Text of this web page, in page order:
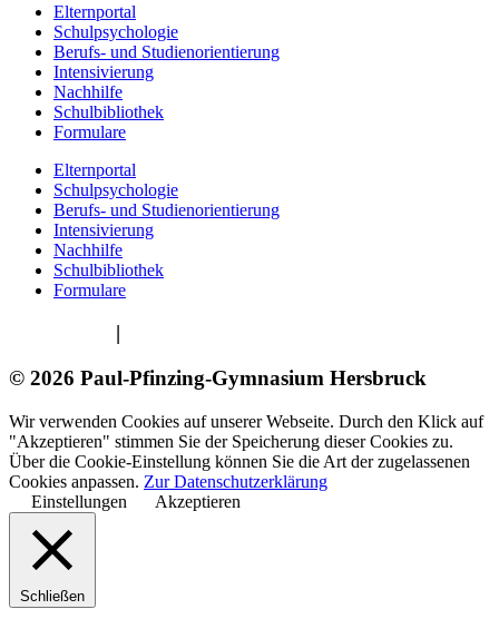
Elternportal
Schulpsychologie
Berufs- und Studienorientierung
Intensivierung
Nachhilfe
Schulbibliothek
Formulare
Elternportal
Schulpsychologie
Berufs- und Studienorientierung
Intensivierung
Nachhilfe
Schulbibliothek
Formulare
|
© 2026 Paul-Pfinzing-Gymnasium Hersbruck
Wir verwenden Cookies auf unserer Webseite. Durch den Klick auf
"Akzeptieren" stimmen Sie der Speicherung dieser Cookies zu.
Über die Cookie-Einstellung können Sie die Art der zugelassenen
Cookies anpassen. Zur Datenschutzerklärung
Einstellungen
Akzeptieren
Schließen